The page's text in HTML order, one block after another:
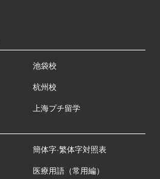
池袋校
杭州校
上海プチ留学
簡体字·繁体字対照表
医療用語（常用編）